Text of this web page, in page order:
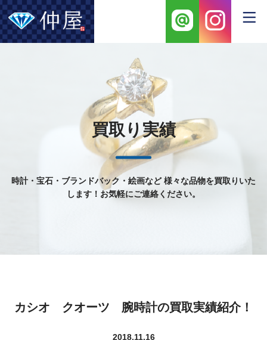
買取り実績
時計・宝石・ブランドバック・絵画など様々な品物を買取りいた
します！お気軽にご連絡ください。
カシオ クオーツ 腕時計の買取実績紹介！
2018.11.16